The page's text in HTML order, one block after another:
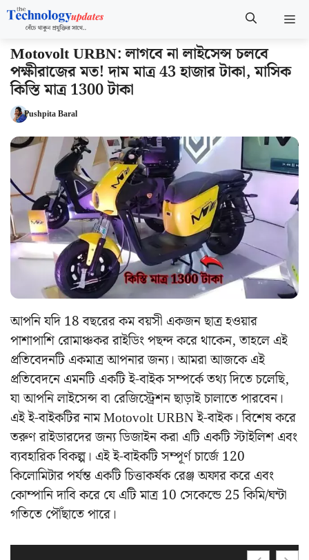
Skip
content
Motovolt URBN: লাগবে না লাইসেন্স চলবে
পক্ষীরাজের মত! দাম মাত্র 43 হাজার টাকা, মাসিক
কিস্তি মাত্র 1300 টাকা
Pushpita Baral
আপনি যদি 18 বছরের কম বয়সী একজন ছাত্র হওয়ার
পাশাপাশি রোমাঞ্চকর রাইডিং পছন্দ করে থাকেন, তাহলে এই
প্রতিবেদনটি একমাত্র আপনার জন্য। আমরা আজকে এই
প্রতিবেদনে এমনটি একটি ই-বাইক সম্পর্কে তথ্য দিতে চলেছি,
যা আপনি লাইসেন্স বা রেজিস্ট্রেশন ছাড়াই চালাতে পারবেন।
এই ই-বাইকটির নাম Motovolt URBN ই-বাইক। বিশেষ করে
তরুণ রাইডারদের জন্য ডিজাইন করা এটি একটি স্টাইলিশ এবং
ব্যবহারিক বিকল্প। এই ই-বাইকটি সম্পূর্ণ চার্জে 120
কিলোমিটার পর্যন্ত একটি চিত্তাকর্ষক রেঞ্জ অফার করে এবং
কোম্পানি দাবি করে যে এটি মাত্র 10 সেকেন্ডে 25 কিমি/ঘন্টা
গতিতে পৌঁছাতে পারে।